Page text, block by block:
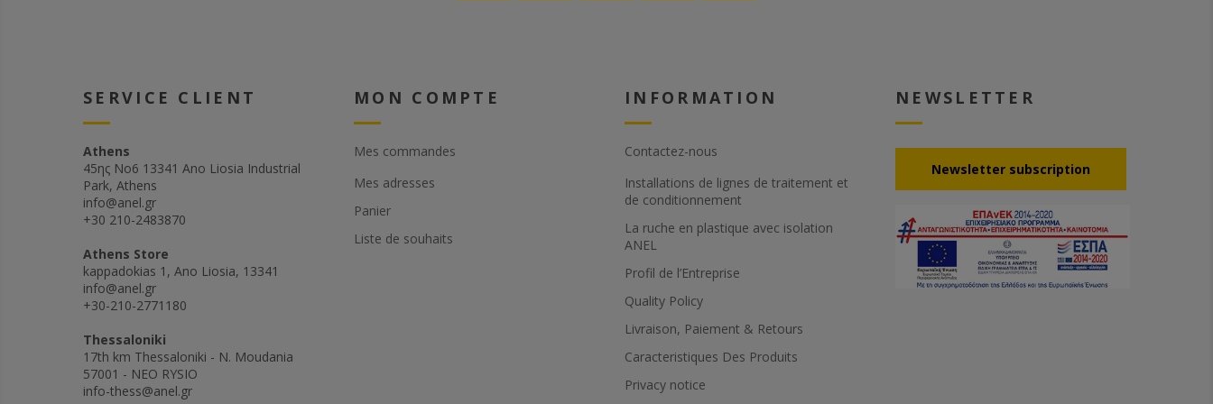
SERVICE CLIENT
Athens
45ης Νο6 13341 Ano Liosia Industrial
Park, Athens
info@anel.gr
+30 210-2483870
Athens Store
kappadokias 1, Ano Liosia, 13341
info@anel.gr
+30-210-2771180
Thessaloniki
17th km Thessaloniki - N. Moudania
57001 - NEO RYSIO
info-thess@anel.gr
MON COMPTE
Mes commandes
Mes adresses
Panier
Liste de souhaits
INFORMATION
Contactez-nous
Installations de lignes de traitement et
de conditionnement
La ruche en plastique avec isolation
ANEL
Profil de l’Εntreprise
Quality Policy
Livraison, Paiement & Retours
Caracteristiques Des Produits
Privacy notice
NEWSLETTER
Νewsletter subscription